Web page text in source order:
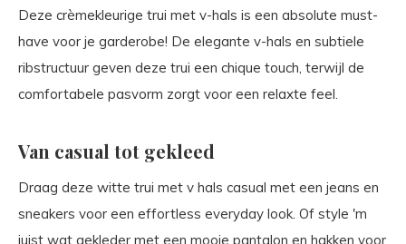
Deze crèmekleurige trui met v-hals is een absolute must-
have voor je garderobe! De elegante v-hals en subtiele
ribstructuur geven deze trui een chique touch, terwijl de
comfortabele pasvorm zorgt voor een relaxte feel.
Van casual tot gekleed
Draag deze witte trui met v hals casual met een jeans en
sneakers voor een effortless everyday look. Of style 'm
juist wat gekleder met een mooie pantalon en hakken voor